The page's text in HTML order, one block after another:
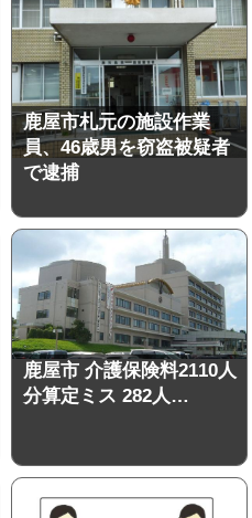
鹿屋市札元の施設作業
員、46歳男を窃盗被疑者
で逮捕
鹿屋市 介護保険料2110人
分算定ミス 282人…